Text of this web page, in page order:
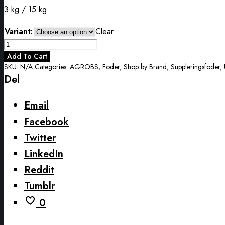
3 kg / 15 kg
Variant:
Clear
AGROBS
PRE
ALPIN
Compact
Add To Cart
SKU: N/A Categories: AGROBS, Foder, Shop by Brand, Suppleringsfoder,
Del
Email
Facebook
Twitter
LinkedIn
Reddit
Tumblr
0